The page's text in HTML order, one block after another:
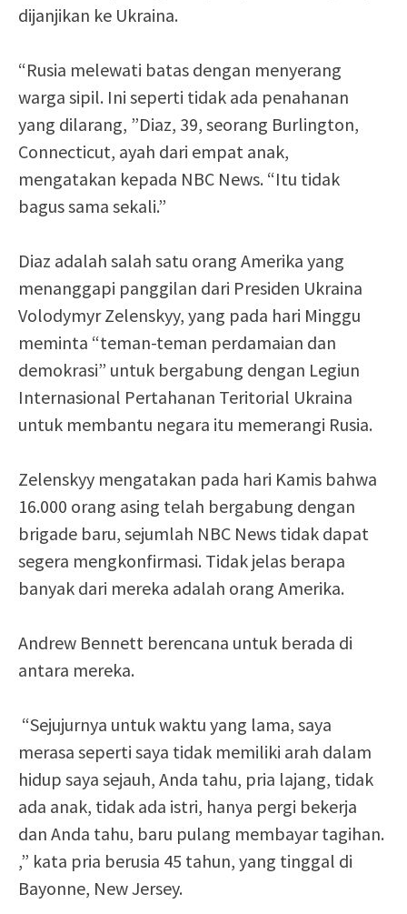
dijanjikan ke Ukraina.
“Rusia melewati batas dengan menyerang
warga sipil. Ini seperti tidak ada penahanan
yang dilarang, ”Diaz, 39, seorang Burlington,
Connecticut, ayah dari empat anak,
mengatakan kepada NBC News. “Itu tidak
bagus sama sekali.”
Diaz adalah salah satu orang Amerika yang
menanggapi panggilan dari Presiden Ukraina
Volodymyr Zelenskyy, yang pada hari Minggu
meminta “teman-teman perdamaian dan
demokrasi” untuk bergabung dengan Legiun
Internasional Pertahanan Teritorial Ukraina
untuk membantu negara itu memerangi Rusia.
Zelenskyy mengatakan pada hari Kamis bahwa
16.000 orang asing telah bergabung dengan
brigade baru, sejumlah NBC News tidak dapat
segera mengkonfirmasi. Tidak jelas berapa
banyak dari mereka adalah orang Amerika.
Andrew Bennett berencana untuk berada di
antara mereka.
“Sejujurnya untuk waktu yang lama, saya
merasa seperti saya tidak memiliki arah dalam
hidup saya sejauh, Anda tahu, pria lajang, tidak
ada anak, tidak ada istri, hanya pergi bekerja
dan Anda tahu, baru pulang membayar tagihan.
,” kata pria berusia 45 tahun, yang tinggal di
Bayonne, New Jersey.